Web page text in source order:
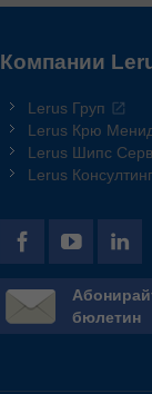
Компании
Lerus Груп
Lerus Крю
Lerus Шипс
Lerus Консултинг
бюлетин